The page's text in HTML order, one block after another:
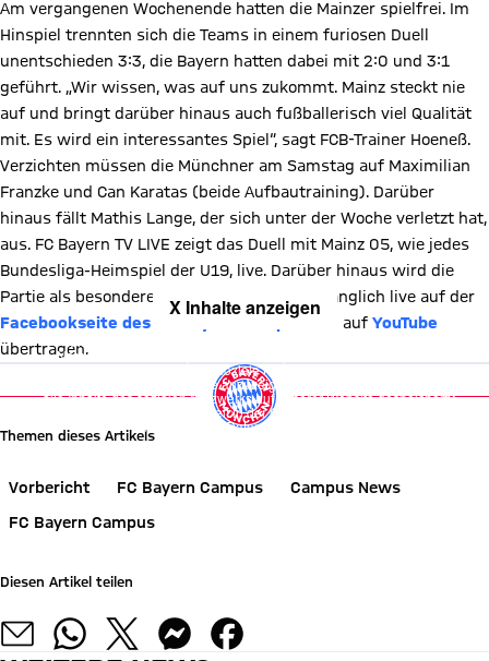
Am vergangenen Wochenende hatten die Mainzer spielfrei. Im
Hinspiel trennten sich die Teams in einem furiosen Duell
unentschieden 3:3, die Bayern hatten dabei mit 2:0 und 3:1
geführt. „Wir wissen, was auf uns zukommt. Mainz steckt nie
auf und bringt darüber hinaus auch fußballerisch viel Qualität
mit. Es wird ein interessantes Spiel“, sagt FCB-Trainer Hoeneß.
Verzichten müssen die Münchner am Samstag auf Maximilian
Franzke und Can Karatas (beide Aufbautraining). Darüber
hinaus fällt Mathis Lange, der sich unter der Woche verletzt hat,
aus. FC Bayern TV LIVE zeigt das Duell mit Mainz 05, wie jedes
Bundesliga-Heimspiel der U19, live. Darüber hinaus wird die
Partie als besonderes Schmankerl freiempfänglich live auf der
Facebookseite des FC Bayern Campus
und auf YouTube
übertragen.
X Inhalte anzeigen
Netzwerk, Ihre Daten (z. B. IP-Adresse) mit Hilfe von Cookies zu
verarbeiten. Vorher kann das soziale Netzwerk keine Daten über Sie
erheben, um Ihnen die Inhalte anzuzeigen. Diese Einstellung wird für
alle Inhalte des sozialen Netzwerks auf unserer Website gespeichert
und Sie können dies jederzeit in derCookie-Einwilligungslösung
ändern. Details:Datenschutzerklärung
Themen dieses Artikels
Vorbericht FC Bayern Campus
Campus News
FC Bayern Campus
Diesen Artikel teilen